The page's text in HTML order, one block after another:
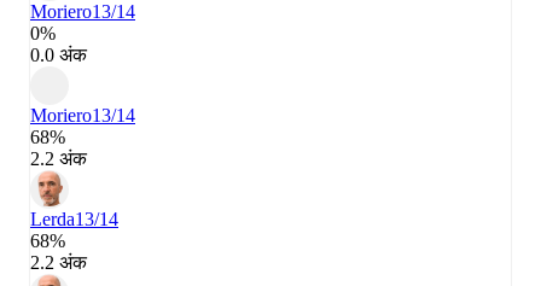
Moriero13/14
0%
0.0 अंक
Moriero13/14
68%
2.2 अंक
Lerda13/14
68%
2.2 अंक